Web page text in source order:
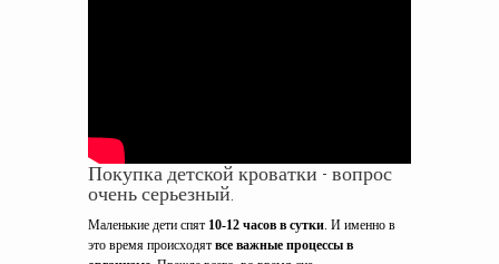
Покупка детской кроватки - вопрос
очень серьезный.
Маленькие дети спят 10-12 часов в сутки. И именно в
это время происходят все важные процессы в